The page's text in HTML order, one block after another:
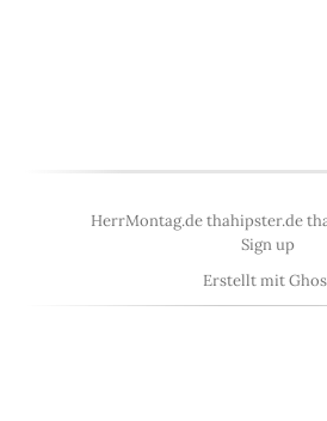
HerrMontag.de thahipster.de
Sign up
Erstellt mit